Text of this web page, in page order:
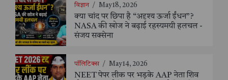
विज्ञान / May 18, 2026
क्या चांद पर छिपा है “अदृश्य ऊर्जा ईंधन”?
NASA की खोज ने बढ़ाई रहस्यमयी हलचल -
संजय सक्सेना
पॉलिटिक्स / May 14, 2026
NEET पेपर लीक पर भड़के AAP नेता शिव